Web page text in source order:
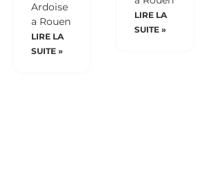
Ardoise
a Rouen
LIRE LA
SUITE »
LIRE LA
SUITE »